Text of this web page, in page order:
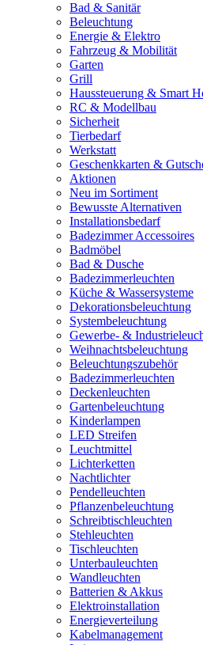
Bad & Sanitär
Beleuchtung
Energie & Elektro
Fahrzeug & Mobilität
Garten
Grill
Haussteuerung & Smart
RC & Modellbau
Sicherheit
Tierbedarf
Werkstatt
Geschenkkarten &
Aktionen
Neu im Sortiment
Bewusste Alternativen
Installationsbedarf
Badezimmer Accessoires
Badmöbel
Bad & Dusche
Badezimmerleuchten
Küche & Wassersysteme
Dekorationsbeleuchtung
Systembeleuchtung
Gewerbe- &
Weihnachtsbeleuchtung
Beleuchtungszubehör
Badezimmerleuchten
Deckenleuchten
Gartenbeleuchtung
Kinderlampen
LED Streifen
Leuchtmittel
Lichterketten
Nachtlichter
Pendelleuchten
Pflanzenbeleuchtung
Schreibtischleuchten
Stehleuchten
Tischleuchten
Unterbauleuchten
Wandleuchten
Batterien & Akkus
Elektroinstallation
Energieverteilung
Kabelmanagement